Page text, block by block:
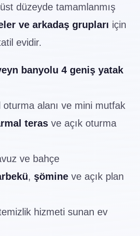
düzeyde tamamlanmış
ve arkadaş grupları için
evidir.
banyolu 4 geniş yatak
alanı ve mini mutfak
teras ve açık oturma
ve bahçe
, şömine ve açık plan
hizmeti sunan ev